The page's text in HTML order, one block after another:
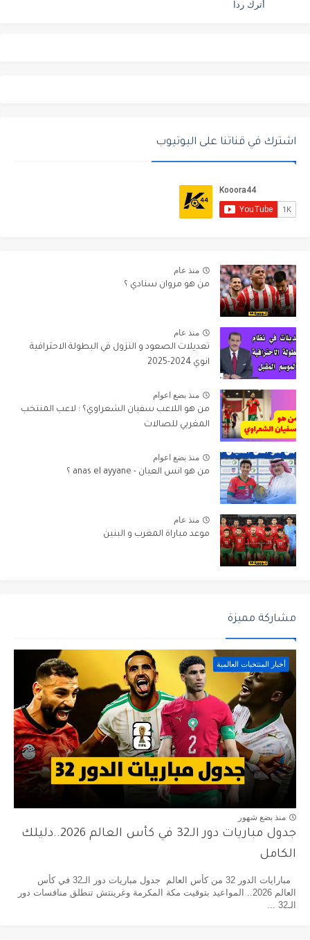
أترك ردا
اشترك في قناتنا على اليوتيوب
منذ عام
من هو مروان سنادي ؟
منذ عام
تعديلات الصعود و النزول في البطولة الاحترافية
انوي 2024-2025
منذ بضع اعوام
من هو اللاعب سفيان الشعراوي؟ : لاعب المنتخب
المغربي للصالات
منذ بضع اعوام
من هو انس العيان - anas el ayyane ؟
منذ عام
موعد مباراة المغرب و البنين
مشاركة مميزة
أخبار المنتخبات العالمية
منذ بضع شهور
جدول مباريات دور الـ32 في كأس العالم 2026..دليلك
الكامل
مبارايات الدور 32 من كأس العالم جدول مباريات دور الـ32 في كأس
العالم 2026.. المواعيد بتوقيت مكة المكرمة وغرينتش تنطلق منافسات دور
الـ32 ...